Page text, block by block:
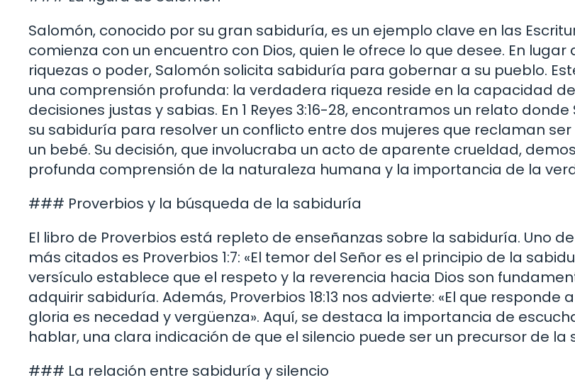
Salomón, conocido por su gran sabiduría, es un ejemplo clave en las
comienza con un encuentro con Dios, quien le ofrece lo que desee. En lugar
riquezas o poder, Salomón solicita sabiduría para gobernar a su pueblo.
una comprensión profunda: la verdadera riqueza reside en la capacidad
decisiones justas y sabias. En 1 Reyes 3:16-28, encontramos un relato donde
su sabiduría para resolver un conflicto entre dos mujeres que reclaman
un bebé. Su decisión, que involucraba un acto de aparente crueldad,
profunda comprensión de la naturaleza humana y la importancia de la
### Proverbios y la búsqueda de la sabiduría
El libro de Proverbios está repleto de enseñanzas sobre la sabiduría. Uno
más citados es Proverbios 1:7: «El temor del Señor es el principio de la
versículo establece que el respeto y la reverencia hacia Dios son
adquirir sabiduría. Además, Proverbios 18:13 nos advierte: «El que responde
gloria es necedad y vergüenza». Aquí, se destaca la importancia de
hablar, una clara indicación de que el silencio puede ser un precursor de la
### La relación entre sabiduría y silencio